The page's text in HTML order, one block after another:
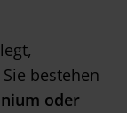
bestehen
oder